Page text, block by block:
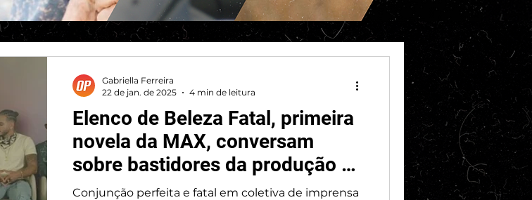
Elenco de Beleza Fatal, primeira
novela da MAX, conversam
sobre bastidores da produção e
da importância do projeto
Conjunção perfeita e fatal em coletiva de imprensa
Gabriella Ferreira
22 de jan. de 2025
4 min de leitura